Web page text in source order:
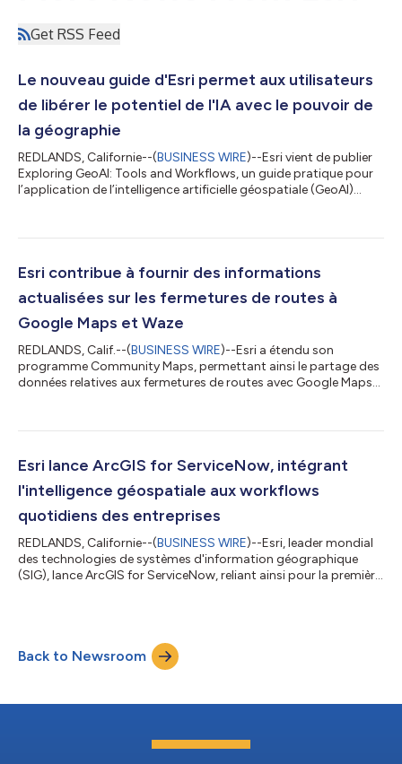
Get RSS Feed
Le nouveau guide d'Esri permet aux utilisateurs
de libérer le potentiel de l'IA avec le pouvoir de
la géographie
REDLANDS, Californie--(BUSINESS WIRE)--Esri vient de publier
Exploring GeoAI: Tools and Workflows, un guide pratique pour
l’application de l’intelligence artificielle géospatiale (GeoAI)
pratique fournit les connaissances et les outils nécessaires pour
du monde réel. Alors que la GeoAI continue de transformer...
Esri contribue à fournir des informations
actualisées sur les fermetures de routes à
Google Maps et Waze
REDLANDS, Calif.--(BUSINESS WIRE)--Esri a étendu son
programme Community Maps, permettant ainsi le partage des
données relatives aux fermetures de routes avec Google Maps
utilisateurs de partager facilement les mises à jour concernant
fournisseurs de services de cartographie grand public, afin que
Esri lance ArcGIS for ServiceNow, intégrant
l'intelligence géospatiale aux workflows
quotidiens des entreprises
REDLANDS, Californie--(BUSINESS WIRE)--Esri, leader mondial
des technologies de systèmes d'information géographique
(SIG), lance ArcGIS for ServiceNow, reliant ainsi pour la première
Les entreprises dans le domaine des affaires, les
administrations publiques (étatiques et locales), les secteurs
Back to Newsroom